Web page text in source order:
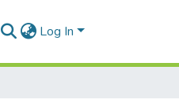
Log In